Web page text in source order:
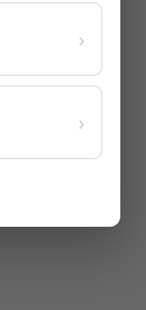
›
›